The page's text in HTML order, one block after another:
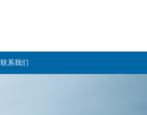
联系我们